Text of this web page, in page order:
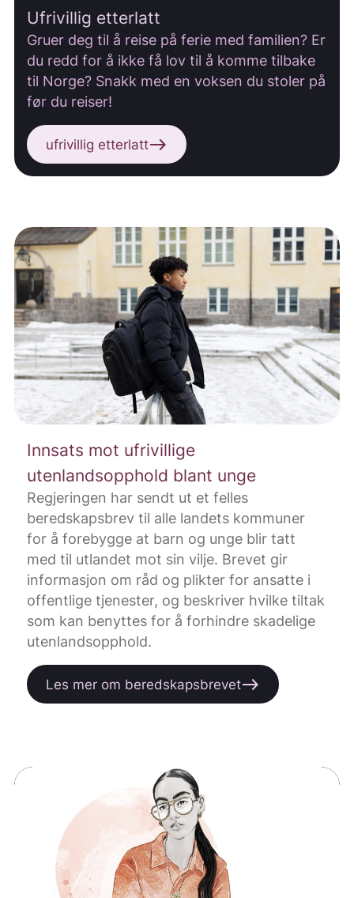
Ufrivillig etterlatt
Gruer deg til å reise på ferie med familien? Er
du redd for å ikke få lov til å komme tilbake
til Norge? Snakk med en voksen du stoler på
før du reiser!
ufrivillig etterlatteast
Innsats mot ufrivillige
utenlandsopphold blant unge
Regjeringen har sendt ut et felles
beredskapsbrev til alle landets kommuner
for å forebygge at barn og unge blir tatt
med til utlandet mot sin vilje. Brevet gir
informasjon om råd og plikter for ansatte i
offentlige tjenester, og beskriver hvilke tiltak
som kan benyttes for å forhindre skadelige
utenlandsopphold.
Les mer om beredskapsbreveteast